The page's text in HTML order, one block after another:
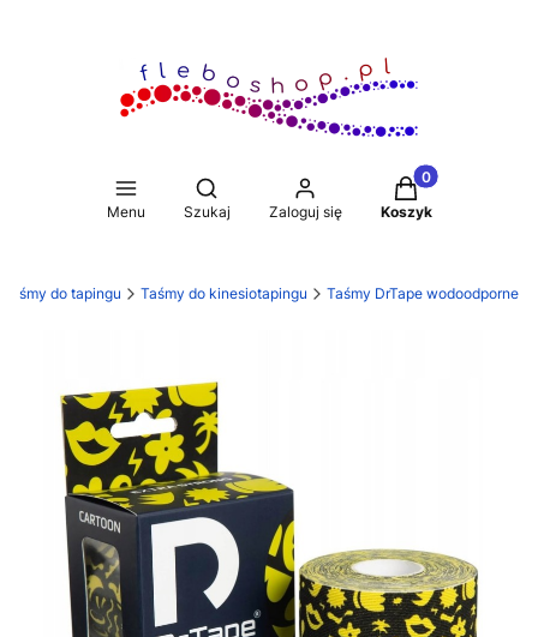
Menu
Otwórz wyszukiwarkę
Szukaj Zaloguj się
Produkty w
Koszyk
Taśmy do tapingu Taśmy do kinesiotapingu Taśmy DrTape wodoodporne